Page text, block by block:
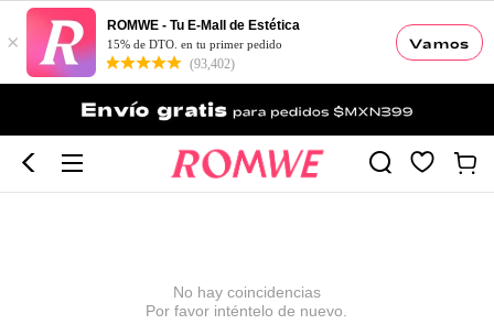
Vamos
×
ROMWE - Tu E-Mall de Estética
15% de DTO. en tu primer pedido
(93,402)
No hay coincidencias
Por favor inténtelo de nuevo.